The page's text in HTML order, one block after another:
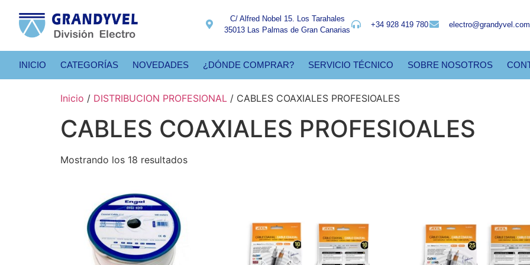
C/ Alfred Nobel 15. Los Tarahales
35013 Las Palmas de Gran Canarias
+34 928 419 780 electro@grandyvel.com
INICIO CATEGORÍAS NOVEDADES ¿DÓNDE COMPRAR? SERVICIO TÉCNICO SOBRE NOSOTROS
Inicio / DISTRIBUCION PROFESIONAL / CABLES COAXIALES PROFESIOALES
CABLES COAXIALES PROFESIOALES
Mostrando los 18 resultados